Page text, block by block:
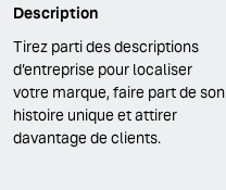
Description
Tirez parti des descriptions
d’entreprise pour localiser
votre marque, faire part de son
histoire unique et attirer
davantage de clients.